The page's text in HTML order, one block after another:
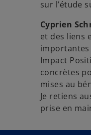
sur l’étude
Cyprien
et des liens
importantes
Impact
concrètes
mises au
Je retiens
prise en